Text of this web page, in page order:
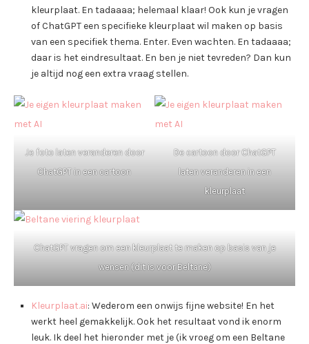
kleurplaat. En tadaaaa; helemaal klaar! Ook kun je vragen
of ChatGPT een specifieke kleurplaat wil maken op basis
van een specifiek thema. Enter. Even wachten. En tadaaaa;
daar is het eindresultaat. En ben je niet tevreden? Dan kun
je altijd nog een extra vraag stellen.
Je foto laten veranderen door
ChatGPT in een cartoon
De cartoon door ChatGPT
laten veranderen in een
kleurplaat
ChatGPT vragen om een kleurplaat te maken op basis van je
wensen (dit is voor Beltane)
Kleurplaat.ai: Wederom een onwijs fijne website! En het
werkt heel gemakkelijk. Ook het resultaat vond ik enorm
leuk. Ik deel het hieronder met je (ik vroeg om een Beltane